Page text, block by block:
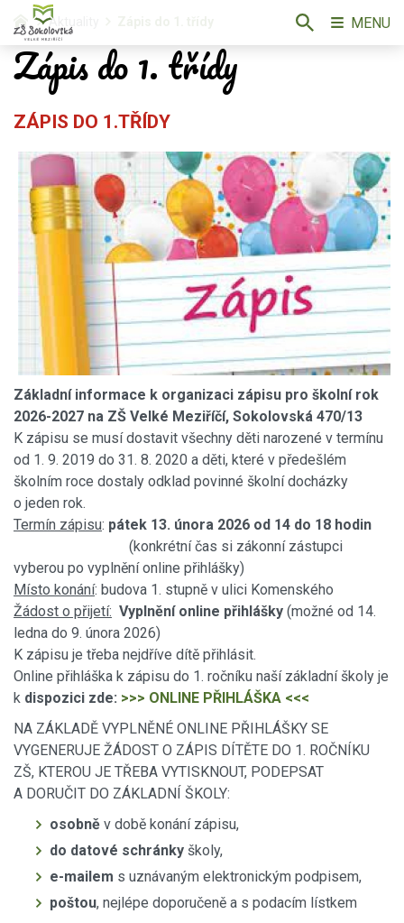
Aktuality
Zápis do 1. třídy
ZÁPIS DO 1.TŘÍDY
Základní informace k organizaci zápisu pro školní rok
2026-2027 na ZŠ Velké Meziříčí, Sokolovská 470/13
K zápisu se musí dostavit všechny děti narozené v termínu
od 1. 9. 2019 do 31. 8. 2020 a děti, které v předešlém
školním roce dostaly odklad povinné školní docházky
o jeden rok.
Termín zápisu: pátek 13. února 2026 od 14 do 18 hodin
(konkrétní čas si zákonní zástupci
vyberou po vyplnění online přihlášky)
Místo konání: budova 1. stupně v ulici Komenského
Žádost o přijetí: Vyplnění online přihlášky (možné od 14.
ledna do 9. února 2026)
K zápisu je třeba nejdříve dítě přihlásit.
Online přihláška k zápisu do 1. ročníku naší základní školy je
k dispozici zde: >>> ONLINE PŘIHLÁŠKA <<<
NA ZÁKLADĚ VYPLNĚNÉ ONLINE PŘIHLÁŠKY SE
VYGENERUJE ŽÁDOST O ZÁPIS DÍTĚTE DO 1. ROČNÍKU
ZŠ, KTEROU JE TŘEBA VYTISKNOUT, PODEPSAT
A DORUČIT DO ZÁKLADNÍ ŠKOLY:
osobně v době konání zápisu,
do datové schránky školy,
e-mailem s uznávaným elektronickým podpisem,
poštou, nejlépe doporučeně a s podacím lístkem
MENU